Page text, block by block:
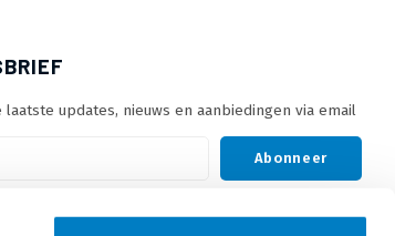
laatste updates, nieuws en aanbiedingen via email
Abonneer